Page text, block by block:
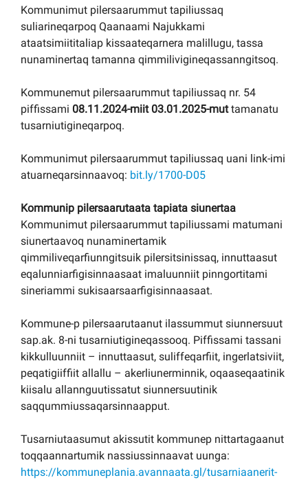
Kommunimut pilersaarummut tapiliussaq
suliarineqarpoq Qaanaami Najukkami
ataatsimiititaliap kissaateqarnera malillugu, tassa
nunaminertaq tamanna qimmilivigineqassanngitsoq.
Kommunemut pilersaarummut tapiliussaq nr. 54
piffissami 08.11.2024-miit 03.01.2025-muttamanatu
tusarniutigineqarpoq.
Kommunimut pilersaarummut tapiliussaq uani link-imi
atuarneqarsinnaavoq: bit.ly/1700-D05
Kommunip pilersaarutaata tapiata siunertaa
Kommunimut pilersaarummut tapiliussami matumani
siunertaavoq nunaminertamik
qimmiliveqarfiunngitsuik pilersitsinissaq, innuttaasut
eqalunniarfigisinnaasaat imaluunniit pinngortitami
sineriammi sukisaarsaarfigisinnaasaat.
Kommune-p pilersaarutaanut ilassummut siunnersuut
sap.ak. 8-ni tusarniutigineqassooq. Piffissami tassani
kikkulluunniit – innuttaasut, suliffeqarfiit, ingerlatsiviit,
peqatigiiffiit allallu – akerliunerminnik, oqaaseqaatinik
kiisalu allannguutissatut siunnersuutinik
saqqummiussaqarsinnaapput.
Tusarniutaasumut akissutit kommunep nittartagaanut
toqqaannartumik nassiussinnaavat uunga:
https://kommuneplania.avannaata.gl/tusarniaanerit-